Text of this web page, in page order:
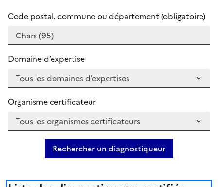
Code postal, commune ou département (obligatoire)
Domaine d’expertise
Organisme certificateur
Rechercher un diagnostiqueur